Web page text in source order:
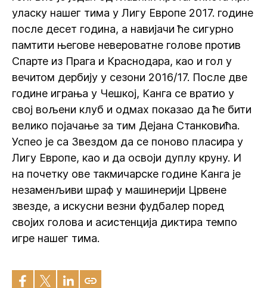
уласку нашег тима у Лигу Европе 2017. године
после десет година, а навијачи ће сигурно
памтити његове невероватне голове против
Спарте из Прага и Краснодара, као и гол у
вечитом дербију у сезони 2016/17. После две
године играња у Чешкој, Канга се вратио у
свој вољени клуб и одмах показао да ће бити
велико појачање за тим Дејана Станковића.
Успео је са Звездом да се поново пласира у
Лигу Европе, као и да освоји дуплу круну. И
на почетку ове такмичарске године Канга је
незаменљиви шраф у машинерији Црвене
звезде, а искусни везни фудбалер поред
својих голова и асистенција диктира темпо
игре нашег тима.